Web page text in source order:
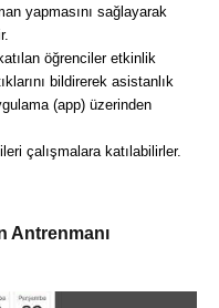
yapmasını sağlayarak
öğrenciler etkinlik
bildirerek asistanlık
(app) üzerinden
çalışmalara katılabilirler.
Antrenmanı